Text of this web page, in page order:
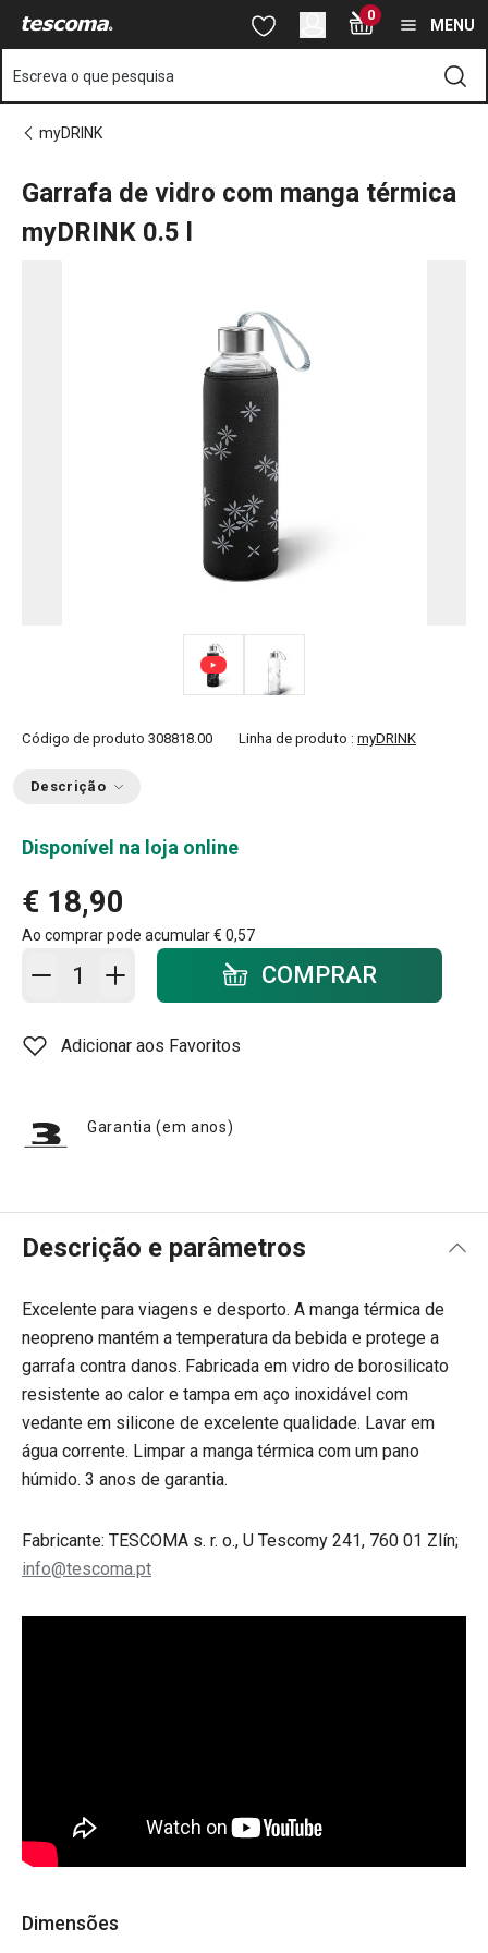
Está na página Garrafa de vidro com manga térmica myDRINK
Saltar para o conteúdo principal
Saltar para a pesquisa
Saltar para a navegação 0
MENU
Escreva o que pesquisa
myDRINK
Garrafa de vidro com manga térmica
myDRINK 0.5 l
Código de produto 308818.00 Linha de produto : myDRINK
Descrição
Disponível na loja online
€ 18,90
Ao comprar pode acumular€ 0,57
Adicionar ao carrinho - quantidadeCOMPRAR
Adicionar aos Favoritos
Garantia (em anos)
Descrição e parâmetros
Excelente para viagens e desporto. A manga térmica de
neopreno mantém a temperatura da bebida e protege a
garrafa contra danos. Fabricada em vidro de borosilicato
resistente ao calor e tampa em aço inoxidável com
vedante em silicone de excelente qualidade. Lavar em
água corrente. Limpar a manga térmica com um pano
húmido. 3 anos de garantia.
Fabricante: TESCOMA s. r. o., U Tescomy 241, 760 01 Zlín;
info@tescoma.pt
Dimensões